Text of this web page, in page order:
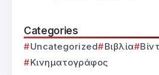
Categories
Uncategorized Βιβλία
Κινηματογράφος